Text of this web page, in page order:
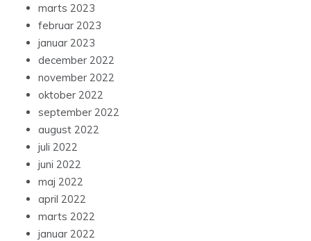
marts 2023
februar 2023
januar 2023
december 2022
november 2022
oktober 2022
september 2022
august 2022
juli 2022
juni 2022
maj 2022
april 2022
marts 2022
januar 2022